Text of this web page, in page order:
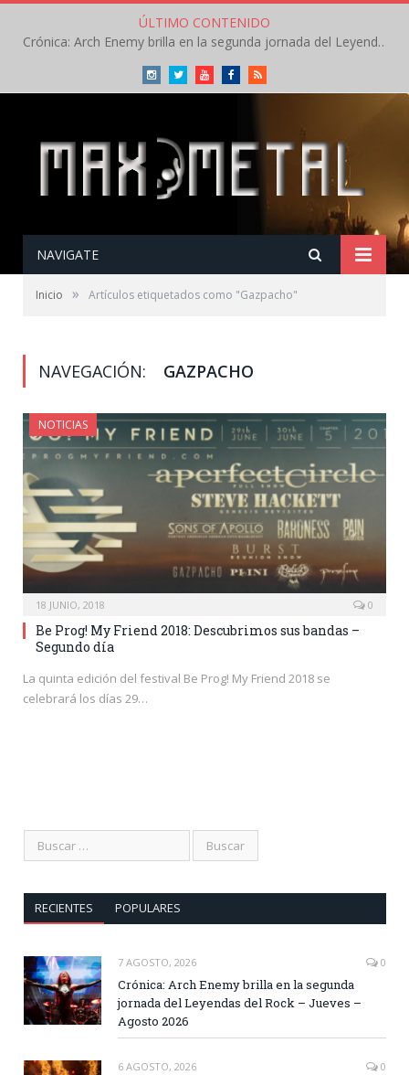
ÚLTIMO CONTENIDO
Crónica: Arch Enemy brilla en la segunda jornada del Leyendas del Rock – Jueves – Agosto 2026
InstagramTwitterYoutubeFacebookRSS
NAVIGATE
Inicio » Artículos etiquetados como "Gazpacho"
NAVEGACIÓN: GAZPACHO
NOTICIAS
18 JUNIO, 2018 0
Be Prog! My Friend 2018: Descubrimos sus bandas –
Segundo día
La quinta edición del festival Be Prog! My Friend 2018 se
celebrará los días 29…
RECIENTES POPULARES
7 AGOSTO, 2026 0
Crónica: Arch Enemy brilla en la segunda
jornada del Leyendas del Rock – Jueves –
Agosto 2026
6 AGOSTO, 2026 0